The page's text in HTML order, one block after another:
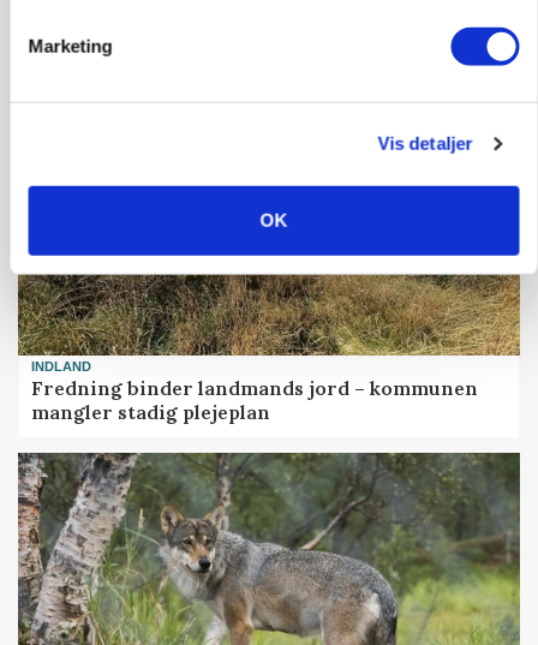
Marketing
Vis detaljer
OK
INDLAND
Fredning binder landmands jord – kommunen
mangler stadig plejeplan